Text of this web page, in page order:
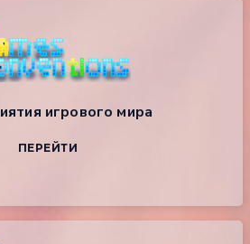
игрового мира
ПЕРЕЙТИ